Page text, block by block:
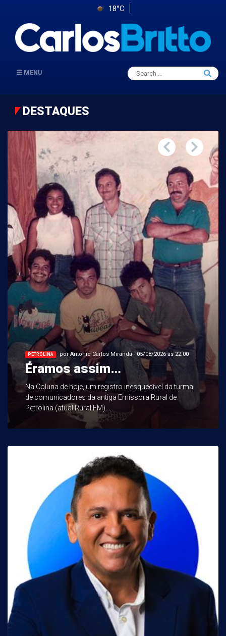
18°C
MENU
Search
for:
Search
DESTAQUES
PETROLINA por Antonio Carlos Miranda - 05/08/2026 às 22:00
Éramos assim…
Na Coluna de hoje, um registro inesquecível da turma
de comunicadores da antiga Emissora Rural de
Petrolina (atual Rural FM). ...